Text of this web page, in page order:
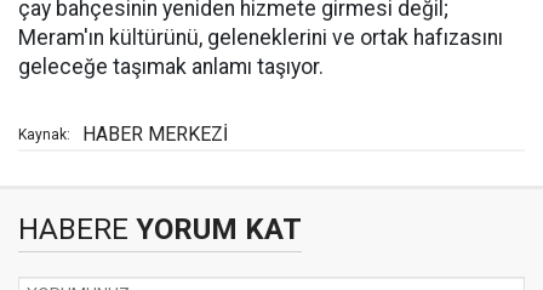
çay bahçesinin yeniden hizmete girmesi değil;
Meram'ın kültürünü, geleneklerini ve ortak hafızasını
geleceğe taşımak anlamı taşıyor.
Kaynak: HABER MERKEZİ
HABERE YORUM KAT